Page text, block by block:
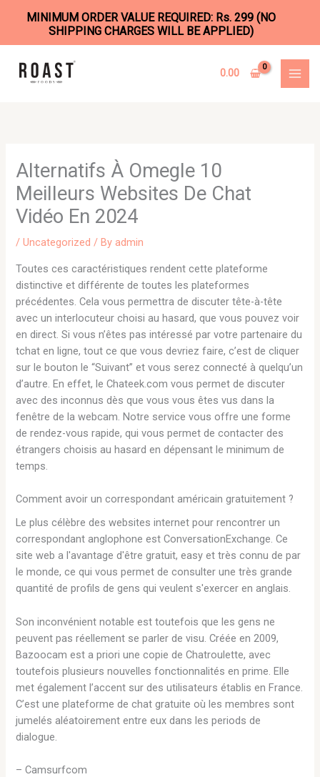
content
0.00
Alternatifs À Omegle 10
Meilleurs Websites De Chat
Vidéo En 2024
/Uncategorized / Byadmin
Toutes ces caractéristiques rendent cette plateforme
distinctive et différente de toutes les plateformes
précédentes. Cela vous permettra de discuter tête-à-tête
avec un interlocuteur choisi au hasard, que vous pouvez voir
en direct. Si vous n’êtes pas intéressé par votre partenaire du
tchat en ligne, tout ce que vous devriez faire, c’est de cliquer
sur le bouton le “Suivant” et vous serez connecté à quelqu’un
d’autre. En effet, le Chateek.com vous permet de discuter
avec des inconnus dès que vous vous êtes vus dans la
fenêtre de la webcam. Notre service vous offre une forme
de rendez-vous rapide, qui vous permet de contacter des
étrangers choisis au hasard en dépensant le minimum de
temps.
Comment avoir un correspondant américain gratuitement ?
Le plus célèbre des websites internet pour rencontrer un
correspondant anglophone est ConversationExchange. Ce
site web a l'avantage d'être gratuit, easy et très connu de par
le monde, ce qui vous permet de consulter une très grande
quantité de profils de gens qui veulent s'exercer en anglais.
Son inconvénient notable est toutefois que les gens ne
peuvent pas réellement se parler de visu. Créée en 2009,
Bazoocam est a priori une copie de Chatroulette, avec
toutefois plusieurs nouvelles fonctionnalités en prime. Elle
met également l’accent sur des utilisateurs établis en France.
C’est une plateforme de chat gratuite où les membres sont
jumelés aléatoirement entre eux dans les periods de
dialogue.
– Camsurfcom
MINIMUM ORDER VALUE REQUIRED: Rs. 299 (NO
SHIPPING CHARGES WILL BE APPLIED)